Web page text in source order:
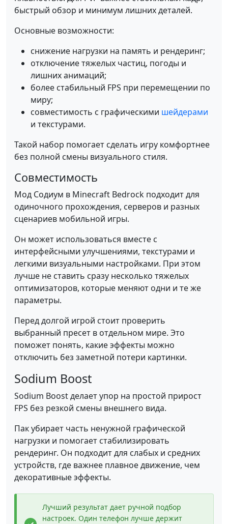
быстрый обзор и минимум лишних деталей.
Основные возможности:
снижение нагрузки на память и рендеринг;
отключение тяжелых частиц, погоды и
лишних анимаций;
более стабильный FPS при перемещении по
миру;
совместимость с графическими шейдерами
и текстурами.
Такой набор помогает сделать игру комфортнее
без полной смены визуального стиля.
Совместимость
Мод Содиум в Minecraft Bedrock подходит для
одиночного прохождения, серверов и разных
сценариев мобильной игры.
Он может использоваться вместе с
интерфейсными улучшениями, текстурами и
легкими визуальными настройками. При этом
лучше не ставить сразу несколько тяжелых
оптимизаторов, которые меняют одни и те же
параметры.
Перед долгой игрой стоит проверить
выбранный пресет в отдельном мире. Это
поможет понять, какие эффекты можно
отключить без заметной потери картинки.
Sodium Boost
Sodium Boost делает упор на простой прирост
FPS без резкой смены внешнего вида.
Пак убирает часть ненужной графической
нагрузки и помогает стабилизировать
рендеринг. Он подходит для слабых и средних
устройств, где важнее плавное движение, чем
декоративные эффекты.
Лучший результат дает ручной подбор
настроек. Один телефон лучше держит